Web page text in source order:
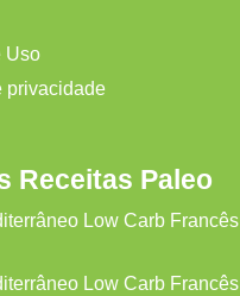
Uso
privacidade
Receitas Paleo
Low Carb Francês
Low Carb Francês